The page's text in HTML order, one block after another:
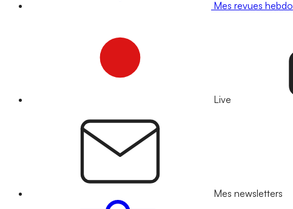
Mes revues hebdo
Live
Mes newsletters